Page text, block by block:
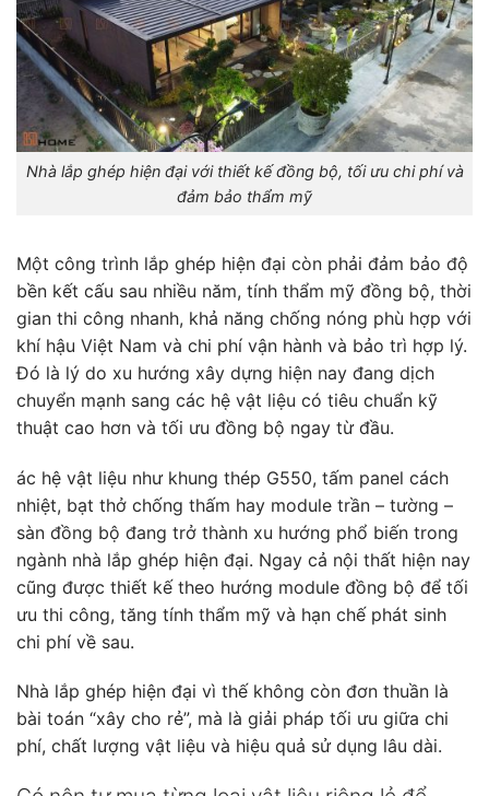
Nhà lắp ghép hiện đại với thiết kế đồng bộ, tối ưu chi phí và
đảm bảo thẩm mỹ
Một công trình lắp ghép hiện đại còn phải đảm bảo độ
bền kết cấu sau nhiều năm, tính thẩm mỹ đồng bộ, thời
gian thi công nhanh, khả năng chống nóng phù hợp với
khí hậu Việt Nam và chi phí vận hành và bảo trì hợp lý.
Đó là lý do xu hướng xây dựng hiện nay đang dịch
chuyển mạnh sang các hệ vật liệu có tiêu chuẩn kỹ
thuật cao hơn và tối ưu đồng bộ ngay từ đầu.
ác hệ vật liệu như khung thép G550, tấm panel cách
nhiệt, bạt thở chống thấm hay module trần – tường –
sàn đồng bộ đang trở thành xu hướng phổ biến trong
ngành nhà lắp ghép hiện đại. Ngay cả nội thất hiện nay
cũng được thiết kế theo hướng module đồng bộ để tối
ưu thi công, tăng tính thẩm mỹ và hạn chế phát sinh
chi phí về sau.
Nhà lắp ghép hiện đại vì thế không còn đơn thuần là
bài toán “xây cho rẻ”, mà là giải pháp tối ưu giữa chi
phí, chất lượng vật liệu và hiệu quả sử dụng lâu dài.